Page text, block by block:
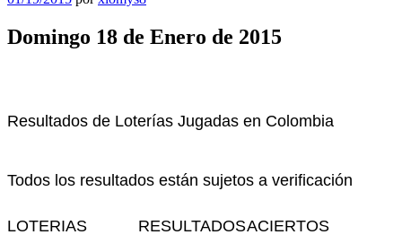
Domingo 18 de Enero de 2015
Resultados de Loterías Jugadas en Colombia
Todos los resultados están sujetos a verificación
LOTERIAS RESULTADOSACIERTOS